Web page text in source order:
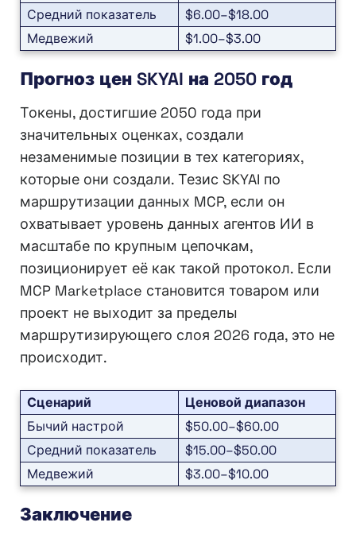
Средний показатель
$6.00–$18.00
Медвежий
$1.00–$3.00
Прогноз цен SKYAI на 2050 год
Токены, достигшие 2050 года при
значительных оценках, создали
незаменимые позиции в тех категориях,
которые они создали. Тезис SKYAI по
маршрутизации данных MCP, если он
охватывает уровень данных агентов ИИ в
масштабе по крупным цепочкам,
позиционирует её как такой протокол. Если
MCP Marketplace становится товаром или
проект не выходит за пределы
маршрутизирующего слоя 2026 года, это не
происходит.
Сценарий
Ценовой диапазон
Бычий настрой
$50.00–$60.00
Средний показатель
$15.00–$50.00
Медвежий
$3.00–$10.00
Заключение